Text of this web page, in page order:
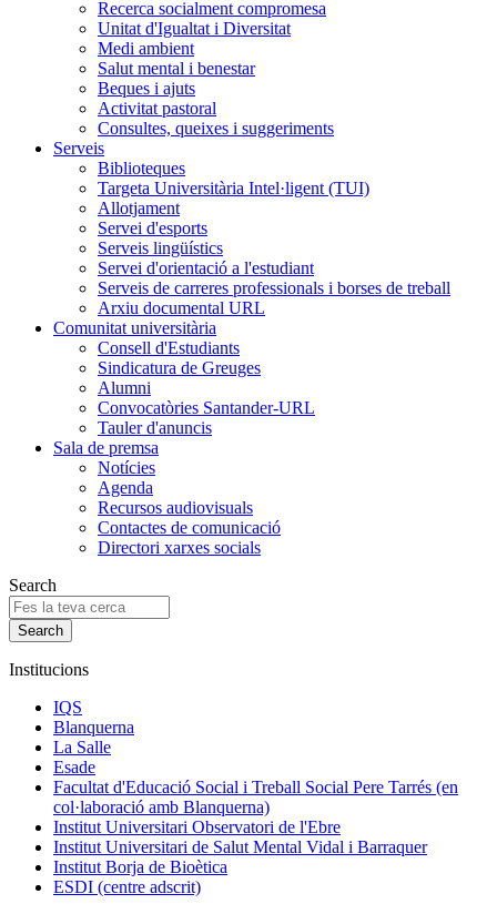
Recerca socialment compromesa
Unitat d'Igualtat i Diversitat
Medi ambient
Salut mental i benestar
Beques i ajuts
Activitat pastoral
Consultes, queixes i suggeriments
Serveis
Biblioteques
Targeta Universitària Intel·ligent (TUI)
Allotjament
Servei d'esports
Serveis lingüístics
Servei d'orientació a l'estudiant
Serveis de carreres professionals i borses de treball
Arxiu documental URL
Comunitat universitària
Consell d'Estudiants
Sindicatura de Greuges
Alumni
Convocatòries Santander-URL
Tauler d'anuncis
Sala de premsa
Notícies
Agenda
Recursos audiovisuals
Contactes de comunicació
Directori xarxes socials
Search
Institucions
IQS
Blanquerna
La Salle
Esade
Facultat d'Educació Social i Treball Social Pere Tarrés (en
col·laboració amb Blanquerna)
Institut Universitari Observatori de l'Ebre
Institut Universitari de Salut Mental Vidal i Barraquer
Institut Borja de Bioètica
ESDI (centre adscrit)